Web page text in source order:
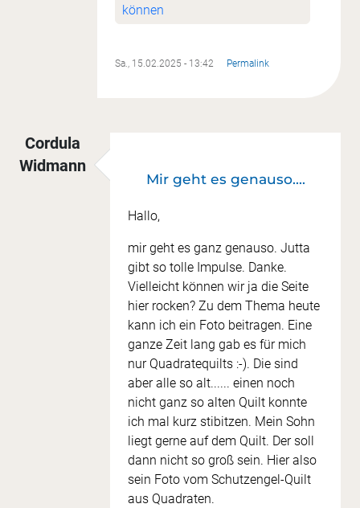
können
Sa., 15.02.2025 - 13:42 Permalink
Cordula
Widmann
Mir geht es genauso....
Hallo,
mir geht es ganz genauso. Jutta
gibt so tolle Impulse. Danke.
Vielleicht können wir ja die Seite
hier rocken? Zu dem Thema heute
kann ich ein Foto beitragen. Eine
ganze Zeit lang gab es für mich
nur Quadratequilts :-). Die sind
aber alle so alt...... einen noch
nicht ganz so alten Quilt konnte
ich mal kurz stibitzen. Mein Sohn
liegt gerne auf dem Quilt. Der soll
dann nicht so groß sein. Hier also
sein Foto vom Schutzengel-Quilt
aus Quadraten.